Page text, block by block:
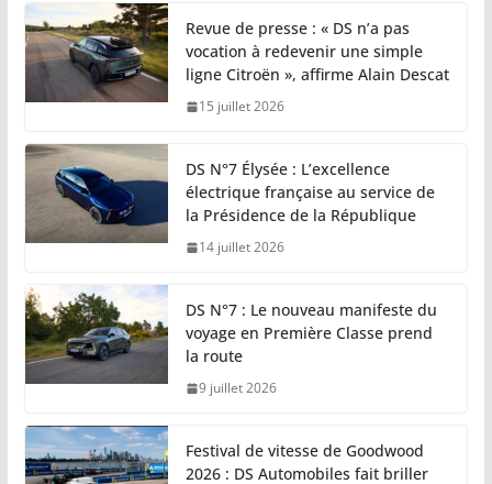
Revue de presse : « DS n’a pas
vocation à redevenir une simple
ligne Citroën », affirme Alain Descat
15 juillet 2026
DS N°7 Élysée : L’excellence
électrique française au service de
la Présidence de la République
14 juillet 2026
DS N°7 : Le nouveau manifeste du
voyage en Première Classe prend
la route
9 juillet 2026
Festival de vitesse de Goodwood
2026 : DS Automobiles fait briller